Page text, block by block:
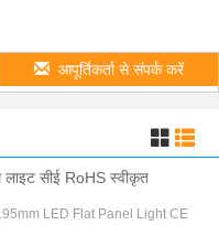
आपूर्तिकर्ता से संपर्क करें
सीई RoHS स्वीकृत
LED Flat Panel Light CE